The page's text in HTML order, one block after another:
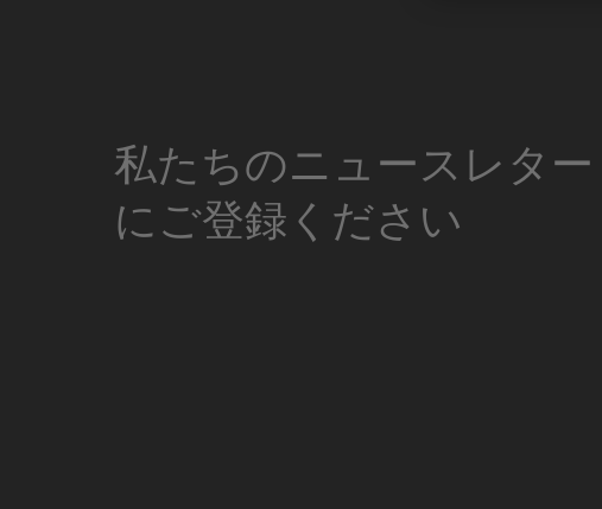
私たちのニュースレター
にご登録ください